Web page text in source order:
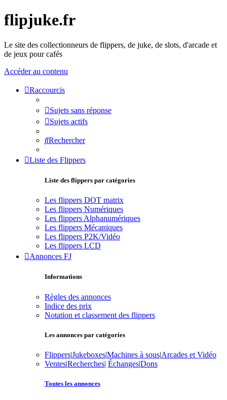
flipjuke.fr
Le site des collectionneurs de flippers, de juke, de slots, d'arcade et
de jeux pour cafés
Accéder au contenu
Raccourcis
Sujets sans réponse
Sujets actifs
Rechercher
Liste des Flippers
Liste des flippers par catégories
Les flippers DOT matrix
Les flippers Numériques
Les flippers Alphanumériques
Les flippers Mécaniques
Les flippers P2K/Vidéo
Les flippers LCD
Annonces FJ
Informations
Règles des annonces
Indice des prix
Notation et classement des flippers
Les annonces par catégories
Flippers|Jukeboxes|Machines à sous|Arcades et Vidéo
Ventes|Recherches| Échanges|Dons
Toutes les annonces